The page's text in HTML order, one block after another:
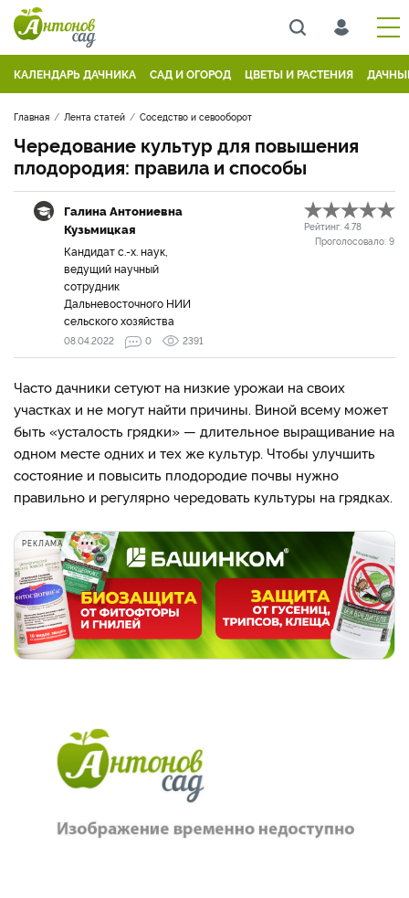
КАЛЕНДАРЬ ДАЧНИКА САД И ОГОРОД ЦВЕТЫ И РАСТЕНИЯ
Главная Лента статей Соседство и севооборот
Чередование культур для повышения
плодородия: правила и способы
Галина Антониевна
Кузьмицкая
Кандидат с.-х. наук,
ведущий научный
сотрудник
Дальневосточного НИИ
сельского хозяйства
Рейтинг: 4.78
Проголосовало: 9
08.04.2022 0 2391
Часто дачники сетуют на низкие урожаи на своих
участках и не могут найти причины. Виной всему может
быть «усталость грядки» — длительное выращивание на
одном месте одних и тех же культур. Чтобы улучшить
состояние и повысить плодородие почвы нужно
правильно и регулярно чередовать культуры на грядках.
РЕКЛАМА